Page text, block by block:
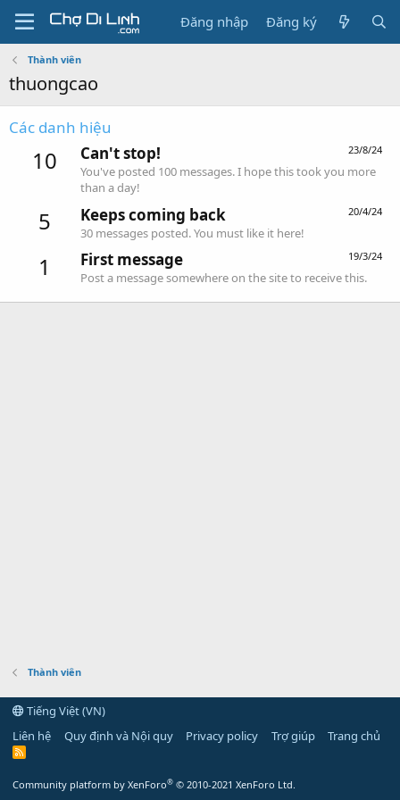
Đăng nhập Đăng ký
Thành viên
thuongcao
Các danh hiệu
10 23/8/24
Can't stop!
You've posted 100 messages. I hope this took you more
than a day!
5 20/4/24
Keeps coming back
30 messages posted. You must like it here!
1 19/3/24
First message
Post a message somewhere on the site to receive this.
Thành viên
Tiếng Việt (VN)
Liên hệ
Quy định và Nội quy Privacy policy Trợ giúp Trang chủ
R
Community platform by XenForo® © 2010-2021 XenForo Ltd.